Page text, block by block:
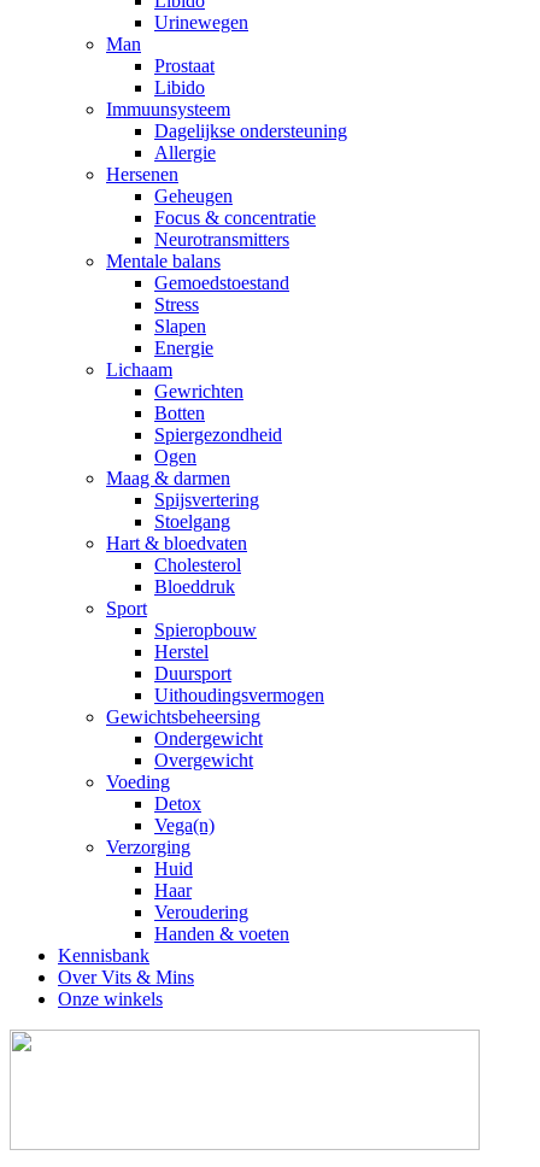
Urinewegen
Man
Prostaat
Libido
Immuunsysteem
Dagelijkse ondersteuning
Allergie
Hersenen
Geheugen
Focus & concentratie
Neurotransmitters
Mentale balans
Gemoedstoestand
Stress
Slapen
Energie
Lichaam
Gewrichten
Botten
Spiergezondheid
Ogen
Maag & darmen
Spijsvertering
Stoelgang
Hart & bloedvaten
Cholesterol
Bloeddruk
Sport
Spieropbouw
Herstel
Duursport
Uithoudingsvermogen
Gewichtsbeheersing
Ondergewicht
Overgewicht
Voeding
Detox
Vega(n)
Verzorging
Huid
Haar
Veroudering
Handen & voeten
Kennisbank
Over Vits & Mins
Onze winkels